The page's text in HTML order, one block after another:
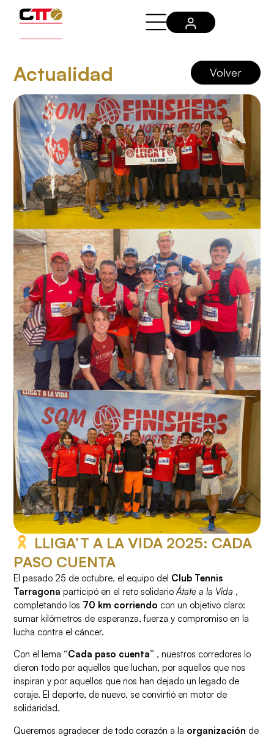
Actualidad Volver
LLIGA’T A LA VIDA 2025: CADA
PASO CUENTA
El pasado 25 de octubre, el equipo del Club Tennis
Tarragona participó en el reto solidarioÁtate a la Vida ,
completando los 70 km corriendo con un objetivo claro:
sumar kilómetros de esperanza, fuerza y ​​compromiso en la
lucha contra el cáncer.
Con el lema “Cada paso cuenta” , nuestros corredores lo
dieron todo por aquellos que luchan, por aquellos que nos
inspiran y por aquellos que nos han dejado un legado de
coraje. El deporte, de nuevo, se convirtió en motor de
solidaridad.
Queremos agradecer de todo corazón a la organización de